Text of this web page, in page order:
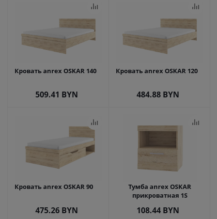
Кровать anrex OSKAR 140
509.41 BYN
Кровать anrex OSKAR 120
484.88 BYN
Кровать anrex OSKAR 90
475.26 BYN
Тумба anrex OSKAR
прикроватная 1S
108.44 BYN